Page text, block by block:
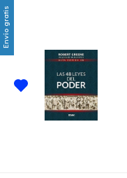
Envío gratis